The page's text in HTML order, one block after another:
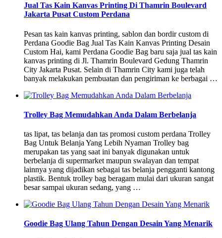
Jual Tas Kain Kanvas Printing Di Thamrin Boulevard
Jakarta Pusat Custom Perdana
Pesan tas kain kanvas printing, sablon dan bordir custom di
Perdana Goodie Bag Jual Tas Kain Kanvas Printing Desain
Custom Hai, kami Perdana Goodie Bag baru saja jual tas kain
kanvas printing di Jl. Thamrin Boulevard Gedung Thamrin
City Jakarta Pusat. Selain di Thamrin City kami juga telah
banyak melakukan pembuatan dan pengiriman ke berbagai …
Trolley Bag Memudahkan Anda Dalam Berbelanja
tas lipat, tas belanja dan tas promosi custom perdana Trolley
Bag Untuk Belanja Yang Lebih Nyaman Trolley bag
merupakan tas yang saat ini banyak digunakan untuk
berbelanja di supermarket maupun swalayan dan tempat
lainnya yang dijadikan sebagai tas belanja pengganti kantong
plastik. Bentuk trolley bag beragam mulai dari ukuran sangat
besar sampai ukuran sedang, yang …
Goodie Bag Ulang Tahun Dengan Desain Yang Menarik